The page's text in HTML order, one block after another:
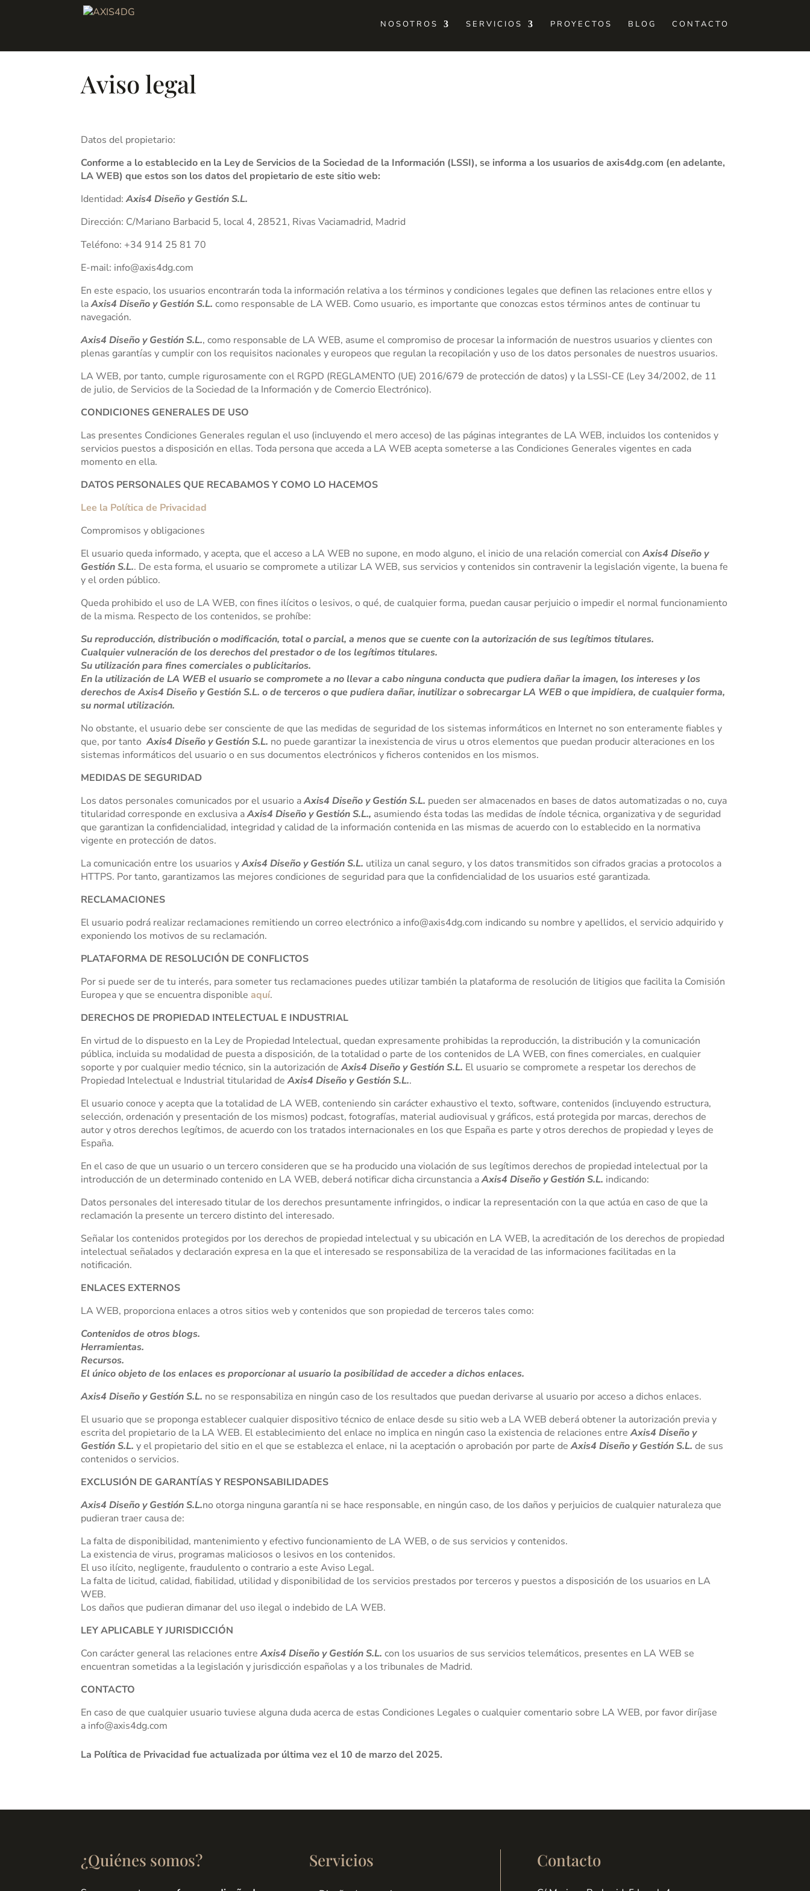
NOSOTROS SERVICIOS PROYECTOS BLOG CONTACTO
Aviso legal
Datos del propietario:
Conforme a lo establecido en la Ley de Servicios de la Sociedad de la Información (LSSI), se informa a los usuarios de axis4dg.com (en adelante,
LA WEB) que estos son los datos del propietario de este sitio web:
Identidad:Axis4 Diseño y Gestión S.L.
Dirección: C/Mariano Barbacid 5, local 4, 28521, Rivas Vaciamadrid, Madrid
Teléfono: +34 914 25 81 70
E-mail: info@axis4dg.com
En este espacio, los usuarios encontrarán toda la información relativa a los términos y condiciones legales que definen las relaciones entre ellos y
la Axis4 Diseño y Gestión S.L. como responsable de LA WEB. Como usuario, es importante que conozcas estos términos antes de continuar tu
navegación.
Axis4 Diseño y Gestión S.L., como responsable de LA WEB, asume el compromiso de procesar la información de nuestros usuarios y clientes con
plenas garantías y cumplir con los requisitos nacionales y europeos que regulan la recopilación y uso de los datos personales de nuestros usuarios.
LA WEB, por tanto, cumple rigurosamente con el RGPD (REGLAMENTO (UE) 2016/679 de protección de datos) y la LSSI-CE (Ley 34/2002, de 11
de julio, de Servicios de la Sociedad de la Información y de Comercio Electrónico).
CONDICIONES GENERALES DE USO
Las presentes Condiciones Generales regulan el uso (incluyendo el mero acceso) de las páginas integrantes de LA WEB, incluidos los contenidos y
servicios puestos a disposición en ellas. Toda persona que acceda a LA WEB acepta someterse a las Condiciones Generales vigentes en cada
momento en ella.
DATOS PERSONALES QUE RECABAMOS Y COMO LO HACEMOS
Lee la Política de Privacidad
Compromisos y obligaciones
El usuario queda informado, y acepta, que el acceso a LA WEB no supone, en modo alguno, el inicio de una relación comercial conAxis4 Diseño y
Gestión S.L.. De esta forma, el usuario se compromete a utilizar LA WEB, sus servicios y contenidos sin contravenir la legislación vigente, la buena fe
y el orden público.
Queda prohibido el uso de LA WEB, con fines ilícitos o lesivos, o qué, de cualquier forma, puedan causar perjuicio o impedir el normal funcionamiento
de la misma. Respecto de los contenidos, se prohíbe:
Su reproducción, distribución o modificación, total o parcial, a menos que se cuente con la autorización de sus legítimos titulares.
Cualquier vulneración de los derechos del prestador o de los legítimos titulares.
Su utilización para fines comerciales o publicitarios.
En la utilización de LA WEB el usuario se compromete a no llevar a cabo ninguna conducta que pudiera dañar la imagen, los intereses y los
derechos de Axis4 Diseño y Gestión S.L. o de terceros o que pudiera dañar, inutilizar o sobrecargar LA WEB o que impidiera, de cualquier forma,
su normal utilización.
No obstante, el usuario debe ser consciente de que las medidas de seguridad de los sistemas informáticos en Internet no son enteramente fiables y
que, por tanto Axis4 Diseño y Gestión S.L. no puede garantizar la inexistencia de virus u otros elementos que puedan producir alteraciones en los
sistemas informáticos del usuario o en sus documentos electrónicos y ficheros contenidos en los mismos.
MEDIDAS DE SEGURIDAD
Los datos personales comunicados por el usuario aAxis4 Diseño y Gestión S.L. pueden ser almacenados en bases de datos automatizadas o no, cuya
titularidad corresponde en exclusiva aAxis4 Diseño y Gestión S.L., asumiendo ésta todas las medidas de índole técnica, organizativa y de seguridad
que garantizan la confidencialidad, integridad y calidad de la información contenida en las mismas de acuerdo con lo establecido en la normativa
vigente en protección de datos.
La comunicación entre los usuarios yAxis4 Diseño y Gestión S.L. utiliza un canal seguro, y los datos transmitidos son cifrados gracias a protocolos a
HTTPS. Por tanto, garantizamos las mejores condiciones de seguridad para que la confidencialidad de los usuarios esté garantizada.
RECLAMACIONES
El usuario podrá realizar reclamaciones remitiendo un correo electrónico a info@axis4dg.com indicando su nombre y apellidos, el servicio adquirido y
exponiendo los motivos de su reclamación.
PLATAFORMA DE RESOLUCIÓN DE CONFLICTOS
Por si puede ser de tu interés, para someter tus reclamaciones puedes utilizar también la plataforma de resolución de litigios que facilita la Comisión
Europea y que se encuentra disponibleaquí.
DERECHOS DE PROPIEDAD INTELECTUAL E INDUSTRIAL
En virtud de lo dispuesto en la Ley de Propiedad Intelectual, quedan expresamente prohibidas la reproducción, la distribución y la comunicación
pública, incluida su modalidad de puesta a disposición, de la totalidad o parte de los contenidos de LA WEB, con fines comerciales, en cualquier
soporte y por cualquier medio técnico, sin la autorización deAxis4 Diseño y Gestión S.L. El usuario se compromete a respetar los derechos de
Propiedad Intelectual e Industrial titularidad deAxis4 Diseño y Gestión S.L..
El usuario conoce y acepta que la totalidad de LA WEB, conteniendo sin carácter exhaustivo el texto, software, contenidos (incluyendo estructura,
selección, ordenación y presentación de los mismos) podcast, fotografías, material audiovisual y gráficos, está protegida por marcas, derechos de
autor y otros derechos legítimos, de acuerdo con los tratados internacionales en los que España es parte y otros derechos de propiedad y leyes de
España.
En el caso de que un usuario o un tercero consideren que se ha producido una violación de sus legítimos derechos de propiedad intelectual por la
introducción de un determinado contenido en LA WEB, deberá notificar dicha circunstancia aAxis4 Diseño y Gestión S.L. indicando:
Datos personales del interesado titular de los derechos presuntamente infringidos, o indicar la representación con la que actúa en caso de que la
reclamación la presente un tercero distinto del interesado.
Señalar los contenidos protegidos por los derechos de propiedad intelectual y su ubicación en LA WEB, la acreditación de los derechos de propiedad
intelectual señalados y declaración expresa en la que el interesado se responsabiliza de la veracidad de las informaciones facilitadas en la
notificación.
ENLACES EXTERNOS
LA WEB, proporciona enlaces a otros sitios web y contenidos que son propiedad de terceros tales como:
Contenidos de otros blogs.
Herramientas.
Recursos.
El único objeto de los enlaces es proporcionar al usuario la posibilidad de acceder a dichos enlaces.
Axis4 Diseño y Gestión S.L. no se responsabiliza en ningún caso de los resultados que puedan derivarse al usuario por acceso a dichos enlaces.
El usuario que se proponga establecer cualquier dispositivo técnico de enlace desde su sitio web a LA WEB deberá obtener la autorización previa y
escrita del propietario de la LA WEB. El establecimiento del enlace no implica en ningún caso la existencia de relaciones entreAxis4 Diseño y
Gestión S.L. y el propietario del sitio en el que se establezca el enlace, ni la aceptación o aprobación por parte deAxis4 Diseño y Gestión S.L. de sus
contenidos o servicios.
EXCLUSIÓN DE GARANTÍAS Y RESPONSABILIDADES
Axis4 Diseño y Gestión S.L.no otorga ninguna garantía ni se hace responsable, en ningún caso, de los daños y perjuicios de cualquier naturaleza que
pudieran traer causa de:
La falta de disponibilidad, mantenimiento y efectivo funcionamiento de LA WEB, o de sus servicios y contenidos.
La existencia de virus, programas maliciosos o lesivos en los contenidos.
El uso ilícito, negligente, fraudulento o contrario a este Aviso Legal.
La falta de licitud, calidad, fiabilidad, utilidad y disponibilidad de los servicios prestados por terceros y puestos a disposición de los usuarios en LA
WEB.
Los daños que pudieran dimanar del uso ilegal o indebido de LA WEB.
LEY APLICABLE Y JURISDICCIÓN
Con carácter general las relaciones entreAxis4 Diseño y Gestión S.L. con los usuarios de sus servicios telemáticos, presentes en LA WEB se
encuentran sometidas a la legislación y jurisdicción españolas y a los tribunales de Madrid.
CONTACTO
En caso de que cualquier usuario tuviese alguna duda acerca de estas Condiciones Legales o cualquier comentario sobre LA WEB, por favor diríjase
a info@axis4dg.com
La Política de Privacidad fue actualizada por última vez el 10 de marzo del 2025.
¿Quiénes somos? Servicios Contacto